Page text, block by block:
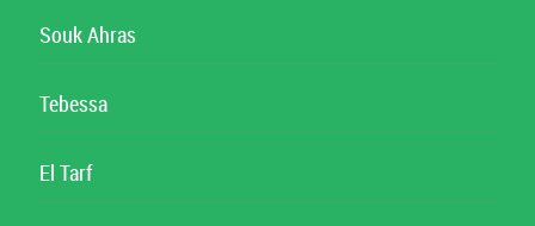
Souk Ahras
Tebessa
El Tarf